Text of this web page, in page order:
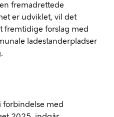
fremadrettede
er udviklet, vil det
fremtidige forslag med
ladestanderpladser
forbindelse med